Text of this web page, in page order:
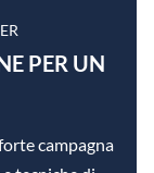
PER UN
campagna